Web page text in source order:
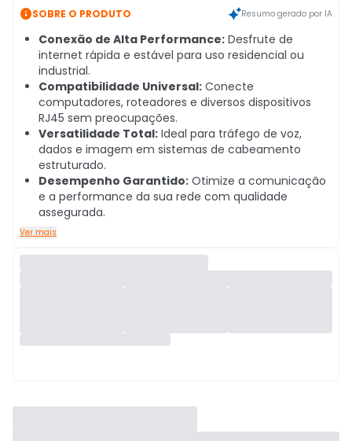
SOBRE O PRODUTO Resumo gerado por IA
Conexão de Alta Performance: Desfrute de
internet rápida e estável para uso residencial ou
industrial.
Compatibilidade Universal: Conecte
computadores, roteadores e diversos dispositivos
RJ45 sem preocupações.
Versatilidade Total: Ideal para tráfego de voz,
dados e imagem em sistemas de cabeamento
estruturado.
Desempenho Garantido: Otimize a comunicação
e a performance da sua rede com qualidade
assegurada.
Ver mais